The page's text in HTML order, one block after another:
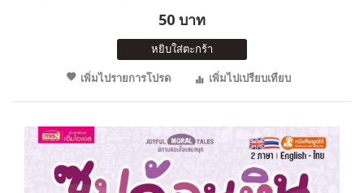
50 บาท
หยิบใส่ตะกร้า
เพิ่มไปรายการโปรด
เพิ่มไปเปรียบเทียบ